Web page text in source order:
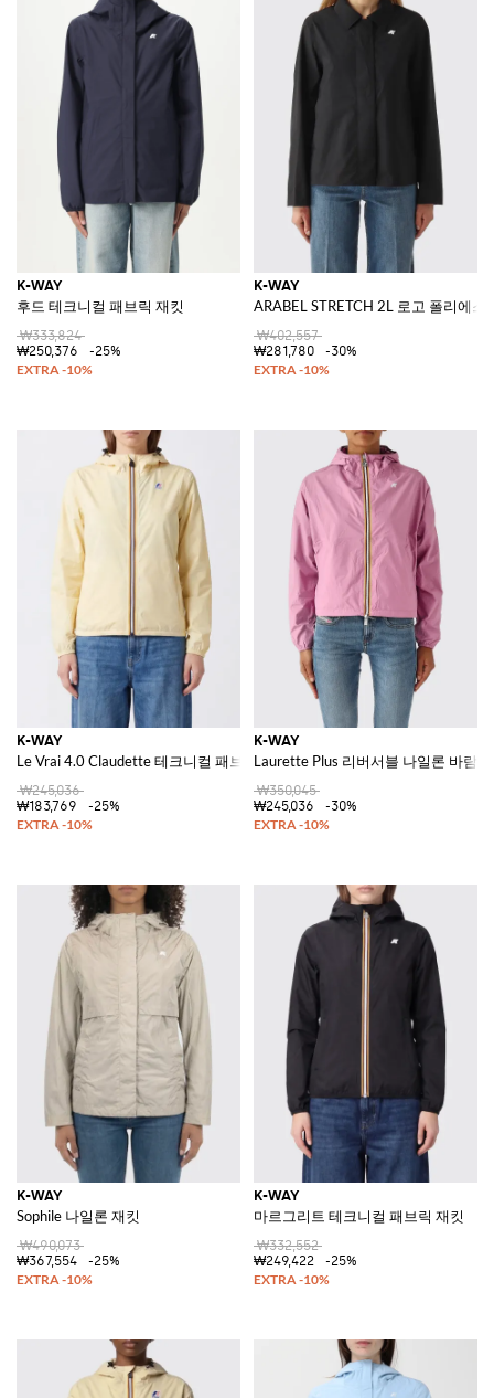
K-WAY
후드 테크니컬 패브릭 재킷
₩333,824
₩250,376
-25%
K-WAY
ARABEL STRETCH 2L 로고 폴리에스
₩402,557
₩281,780
-30%
K-WAY
Le Vrai 4.0 Claudette 테크니컬 패브릭 재킷
₩245,036
₩183,769
-25%
K-WAY
Laurette Plus 리버서블 나일론 바람
₩350,045
₩245,036
-30%
K-WAY
Sophile 나일론 재킷
₩490,073
₩367,554
-25%
K-WAY
마르그리트 테크니컬 패브릭 재킷
₩332,552
₩249,422
-25%